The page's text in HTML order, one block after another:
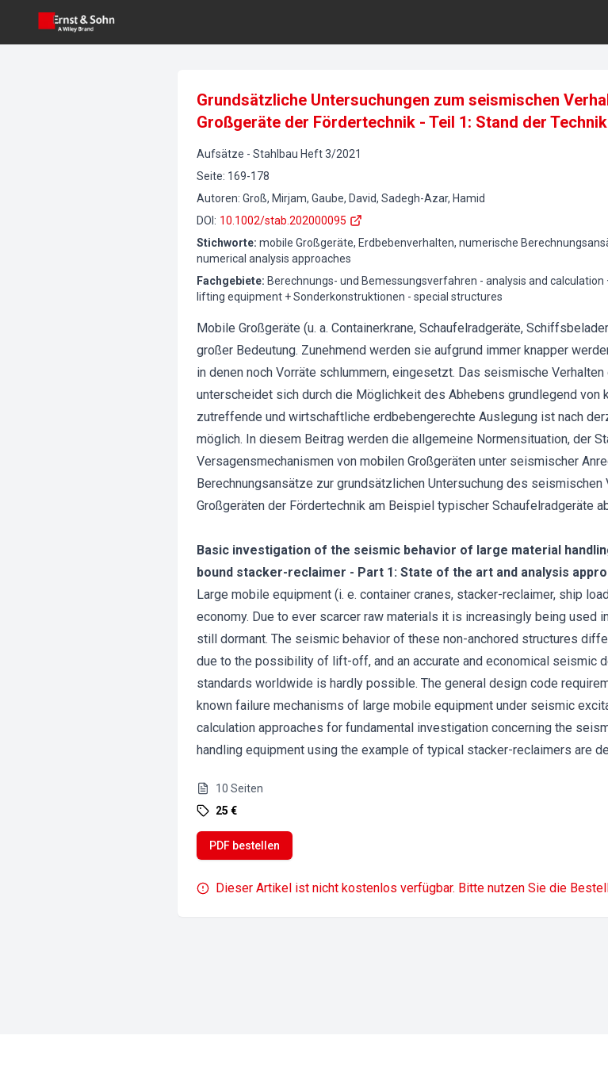
Grundsätzliche Untersuchungen zum seismischen
Großgeräte der Fördertechnik - Teil 1: Stand der
Aufsätze - Stahlbau Heft3/2021
Seite: 169-178
Autoren: Groß, Mirjam, Gaube, David, Sadegh-Azar, Hamid
DOI : 10.1002/stab.202000095
Stichworte: mobile Großgeräte, Erdbebenverhalten, numerische
numerical analysis approaches
Fachgebiete: Berechnungs- und Bemessungsverfahren - analysis and
lifting equipment + Sonderkonstruktionen - special structures
Mobile Großgeräte (u. a. Containerkrane, Schaufelradgeräte,
großer Bedeutung. Zunehmend werden sie aufgrund immer knapper
in denen noch Vorräte schlummern, eingesetzt. Das seismische
unterscheidet sich durch die Möglichkeit des Abhebens grundlegend von
zutreffende und wirtschaftliche erdbebengerechte Auslegung ist nach
möglich. In diesem Beitrag werden die allgemeine Normensituation, der
Versagensmechanismen von mobilen Großgeräten unter seismischer
Berechnungsansätze zur grundsätzlichen Untersuchung des
Großgeräten der Fördertechnik am Beispiel typischer Schaufelradgeräte
Basic investigation of the seismic behavior of large material
bound stacker-reclaimer - Part 1: State of the art and analysis
Large mobile equipment (i. e. container cranes, stacker-reclaimer, ship
economy. Due to ever scarcer raw materials it is increasingly being used
still dormant. The seismic behavior of these non-anchored structures
due to the possibility of lift-off, and an accurate and economical seismic
standards worldwide is hardly possible. The general design code
known failure mechanisms of large mobile equipment under seismic
calculation approaches for fundamental investigation concerning the
handling equipment using the example of typical stacker-reclaimers are
10 Seiten
25 €
PDF bestellen
Dieser Artikel ist nicht kostenlos verfügbar. Bitte nutzen Sie die